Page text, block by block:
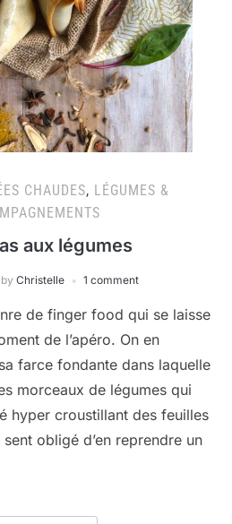
CHAUDES, LÉGUMES &
aux légumes
by Christelle 1 comment
de finger food qui se laisse
de l’apéro. On en
farce fondante dans laquelle
morceaux de légumes qui
hyper croustillant des feuilles
obligé d’en reprendre un